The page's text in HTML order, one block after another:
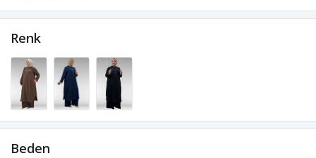
Renk
Beden